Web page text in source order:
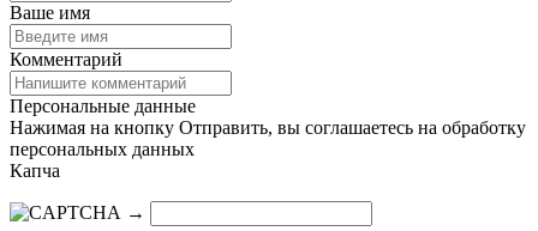
Ваше имя
Комментарий
Персональные данные
Нажимая на кнопку Отправить, вы соглашаетесь на обработку
персональных данных
Капча
→